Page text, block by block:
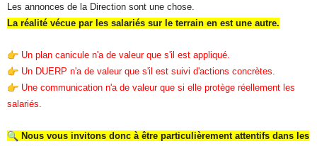
Les annonces de la Direction sont une chose.
La réalité vécue par les salariés sur le terrain en est une autre.
Un plan canicule n'a de valeur que s'il est appliqué.
Un DUERP n'a de valeur que s'il est suivi d'actions concrètes.
Une communication n'a de valeur que si elle protège réellement les
salariés.
Nous vous invitons donc à être particulièrement attentifs dans les